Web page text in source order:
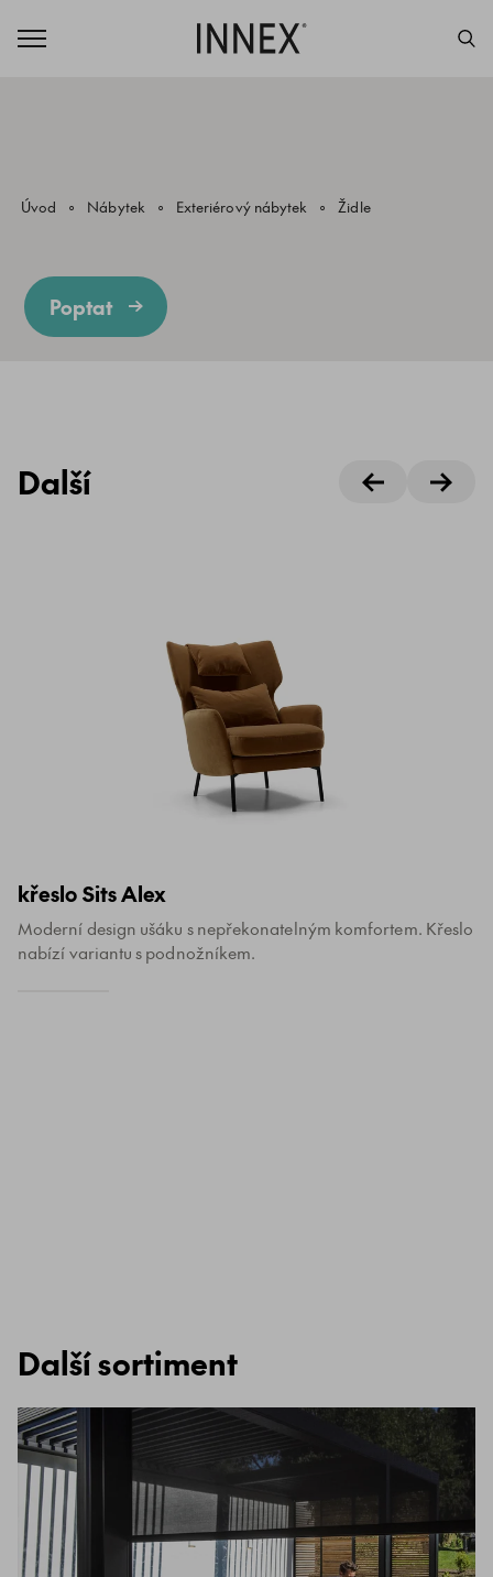
Úvod Nábytek Exteriérový nábytek Židle
Poptat
Další
křeslo Sits Alex
Moderní design ušáku s nepřekonatelným komfortem. Křeslo
nabízí variantu s podnožníkem.
Další sortiment